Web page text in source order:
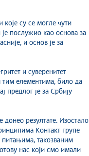
су се могле чути
послужио као основа за
и основ је за
и суверенитет
тим елементима, било да
предлог је за Србију
донео резултате. Изостало
Контакт групе
такозваним
нас који смо имали